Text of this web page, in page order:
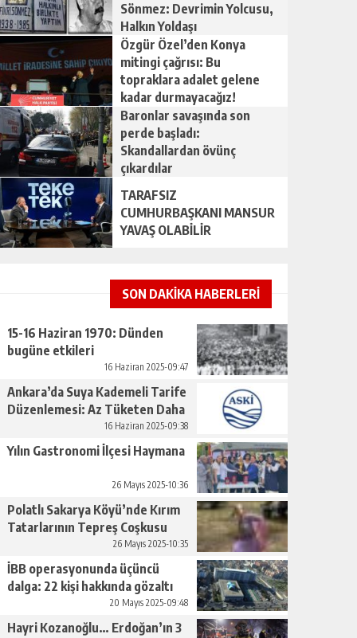
Sönmez: Devrimin Yolcusu,
Halkın Yoldaşı
Özgür Özel’den Konya
mitingi çağrısı: Bu
topraklara adalet gelene
kadar durmayacağız!
Baronlar savaşında son
perde başladı:
Skandallardan övünç
çıkardılar
TARAFSIZ
CUMHURBAŞKANI MANSUR
YAVAŞ OLABİLİR
SON DAKİKA HABERLERİ
15-16 Haziran 1970: Dünden
bugüne etkileri
16 Haziran 2025-09:47
Ankara’da Suya Kademeli Tarife
Düzenlemesi: Az Tüketen Daha
16 Haziran 2025-09:38
Yılın Gastronomi İlçesi Haymana
26 Mayıs 2025-10:36
Polatlı Sakarya Köyü’nde Kırım
Tatarlarının Tepreş Coşkusu
26 Mayıs 2025-10:35
İBB operasyonunda üçüncü
dalga: 22 kişi hakkında gözaltı
20 Mayıs 2025-09:48
Hayri Kozanoğlu… Erdoğan’ın 3